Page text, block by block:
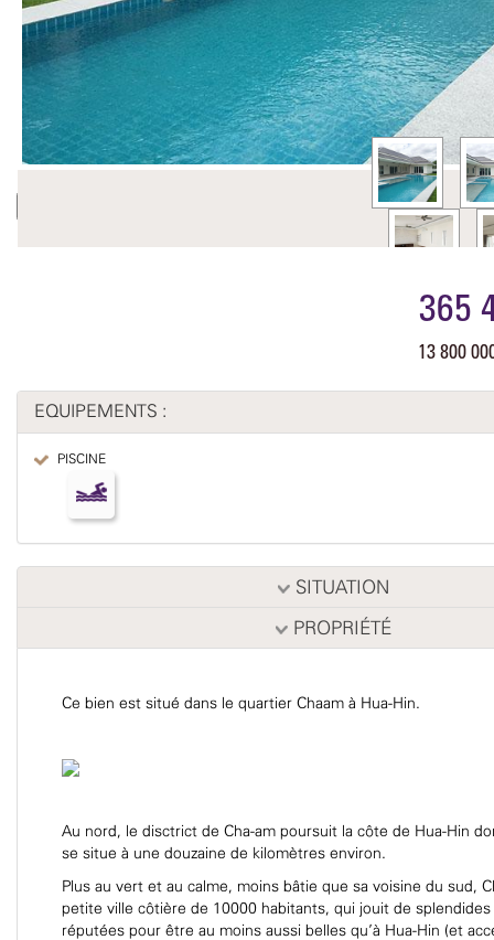
365
13 800
EQUIPEMENTS :
PISCINE
SITUATION
PROPRIÉTÉ
Ce bien est situé dans le quartier Chaam à Hua-Hin.
Au nord, le disctrict de Cha-am poursuit la côte de Hua-Hin
se situe à une douzaine de kilomètres environ.
Plus au vert et au calme, moins bâtie que sa voisine du sud,
petite ville côtière de 10000 habitants, qui jouit de splendides
réputées pour être au moins aussi belles qu’à Hua-Hin (et